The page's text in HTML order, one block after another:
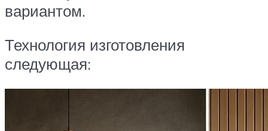
вариантом.
Технология изготовления
следующая: